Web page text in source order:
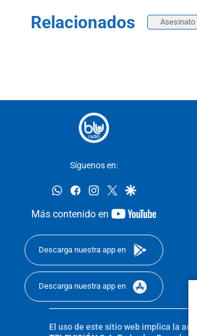
Relacionados Asesinato
Síguenos en:
whatsappfacebookinstagram
twittergoogle
Más contenido en
youtube-
Descarga nuestra app en
Descarga nuestra app en
El uso de este sitio web implica la